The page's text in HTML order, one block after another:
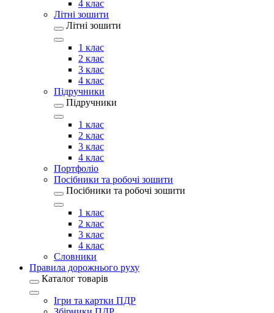
4 клас
Літні зошити
Літні зошити
1 клас
2 клас
3 клас
4 клас
Підручники
Підручники
1 клас
2 клас
3 клас
4 клас
Портфоліо
Посібники та робочі зошити
Посібники та робочі зошити
1 клас
2 клас
3 клас
4 клас
Словники
Правила дорожнього руху
Каталог товарів
Ігри та картки ПДР